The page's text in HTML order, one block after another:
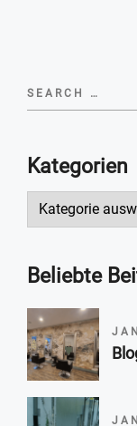
Search
for:
Kategorien
Kategorien
Beliebte